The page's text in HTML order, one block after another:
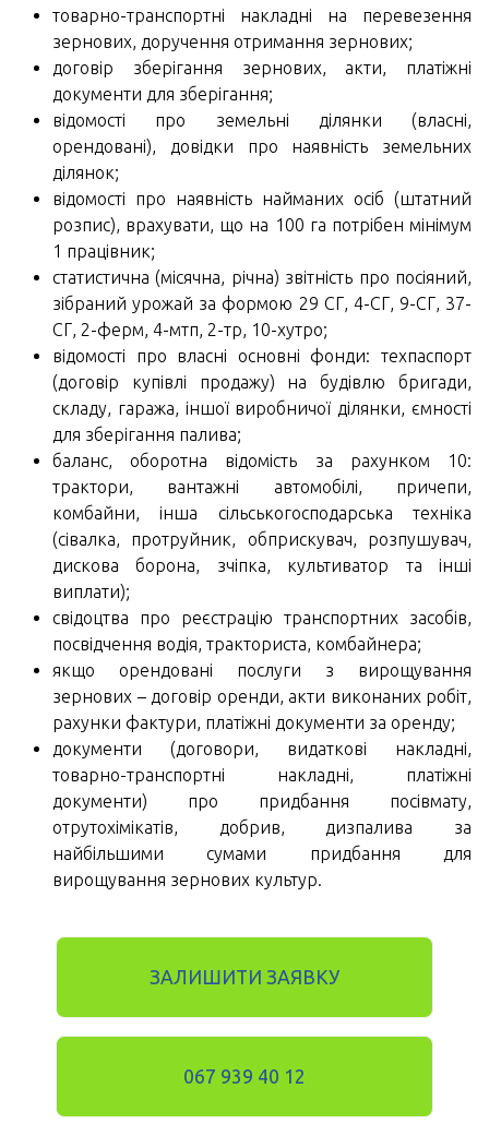
товарно-транспортні накладні на перевезення
зернових, доручення отримання зернових;
договір зберігання зернових, акти, платіжні
документи для зберігання;
відомості про земельні ділянки (власні,
орендовані), довідки про наявність земельних
ділянок;
відомості про наявність найманих осіб (штатний
розпис), врахувати, що на 100 га потрібен мінімум
1 працівник;
статистична (місячна, річна) звітність про посіяний,
зібраний урожай за формою 29 СГ, 4-СГ, 9-СГ, 37-
СГ, 2-ферм, 4-мтп, 2-тр, 10-хутро;
відомості про власні основні фонди: техпаспорт
(договір купівлі продажу) на будівлю бригади,
складу, гаража, іншої виробничої ділянки, ємності
для зберігання палива;
баланс, оборотна відомість за рахунком 10:
трактори, вантажні автомобілі, причепи,
комбайни, інша сільськогосподарська техніка
(сівалка, протруйник, обприскувач, розпушувач,
дискова борона, зчіпка, культиватор та інші
виплати);
свідоцтва про реєстрацію транспортних засобів,
посвідчення водія, тракториста, комбайнера;
якщо орендовані послуги з вирощування
зернових – договір оренди, акти виконаних робіт,
рахунки фактури, платіжні документи за оренду;
документи (договори, видаткові накладні,
товарно-транспортні накладні, платіжні
документи) про придбання посівмату,
отрутохімікатів, добрив, дизпалива за
найбільшими сумами придбання для
вирощування зернових культур.
ЗАЛИШИТИ ЗАЯВКУ
067 939 40 12